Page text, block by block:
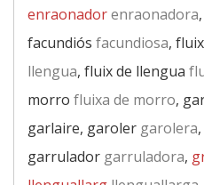
enraonadorenraonadora
facundiós facundiosa,
llengua, fluix de llengua
morro fluixa de morro,
garlaire, garoler garolera,
garrulador garruladora,